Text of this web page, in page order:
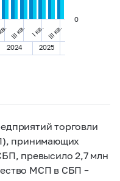
2024
III кв. I кв.
2025
III кв.
0
торговли
принимающих
превысило 2,7 млн
МСП в СБП –